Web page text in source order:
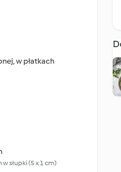
w płatkach
słupki (5 x 1 cm)